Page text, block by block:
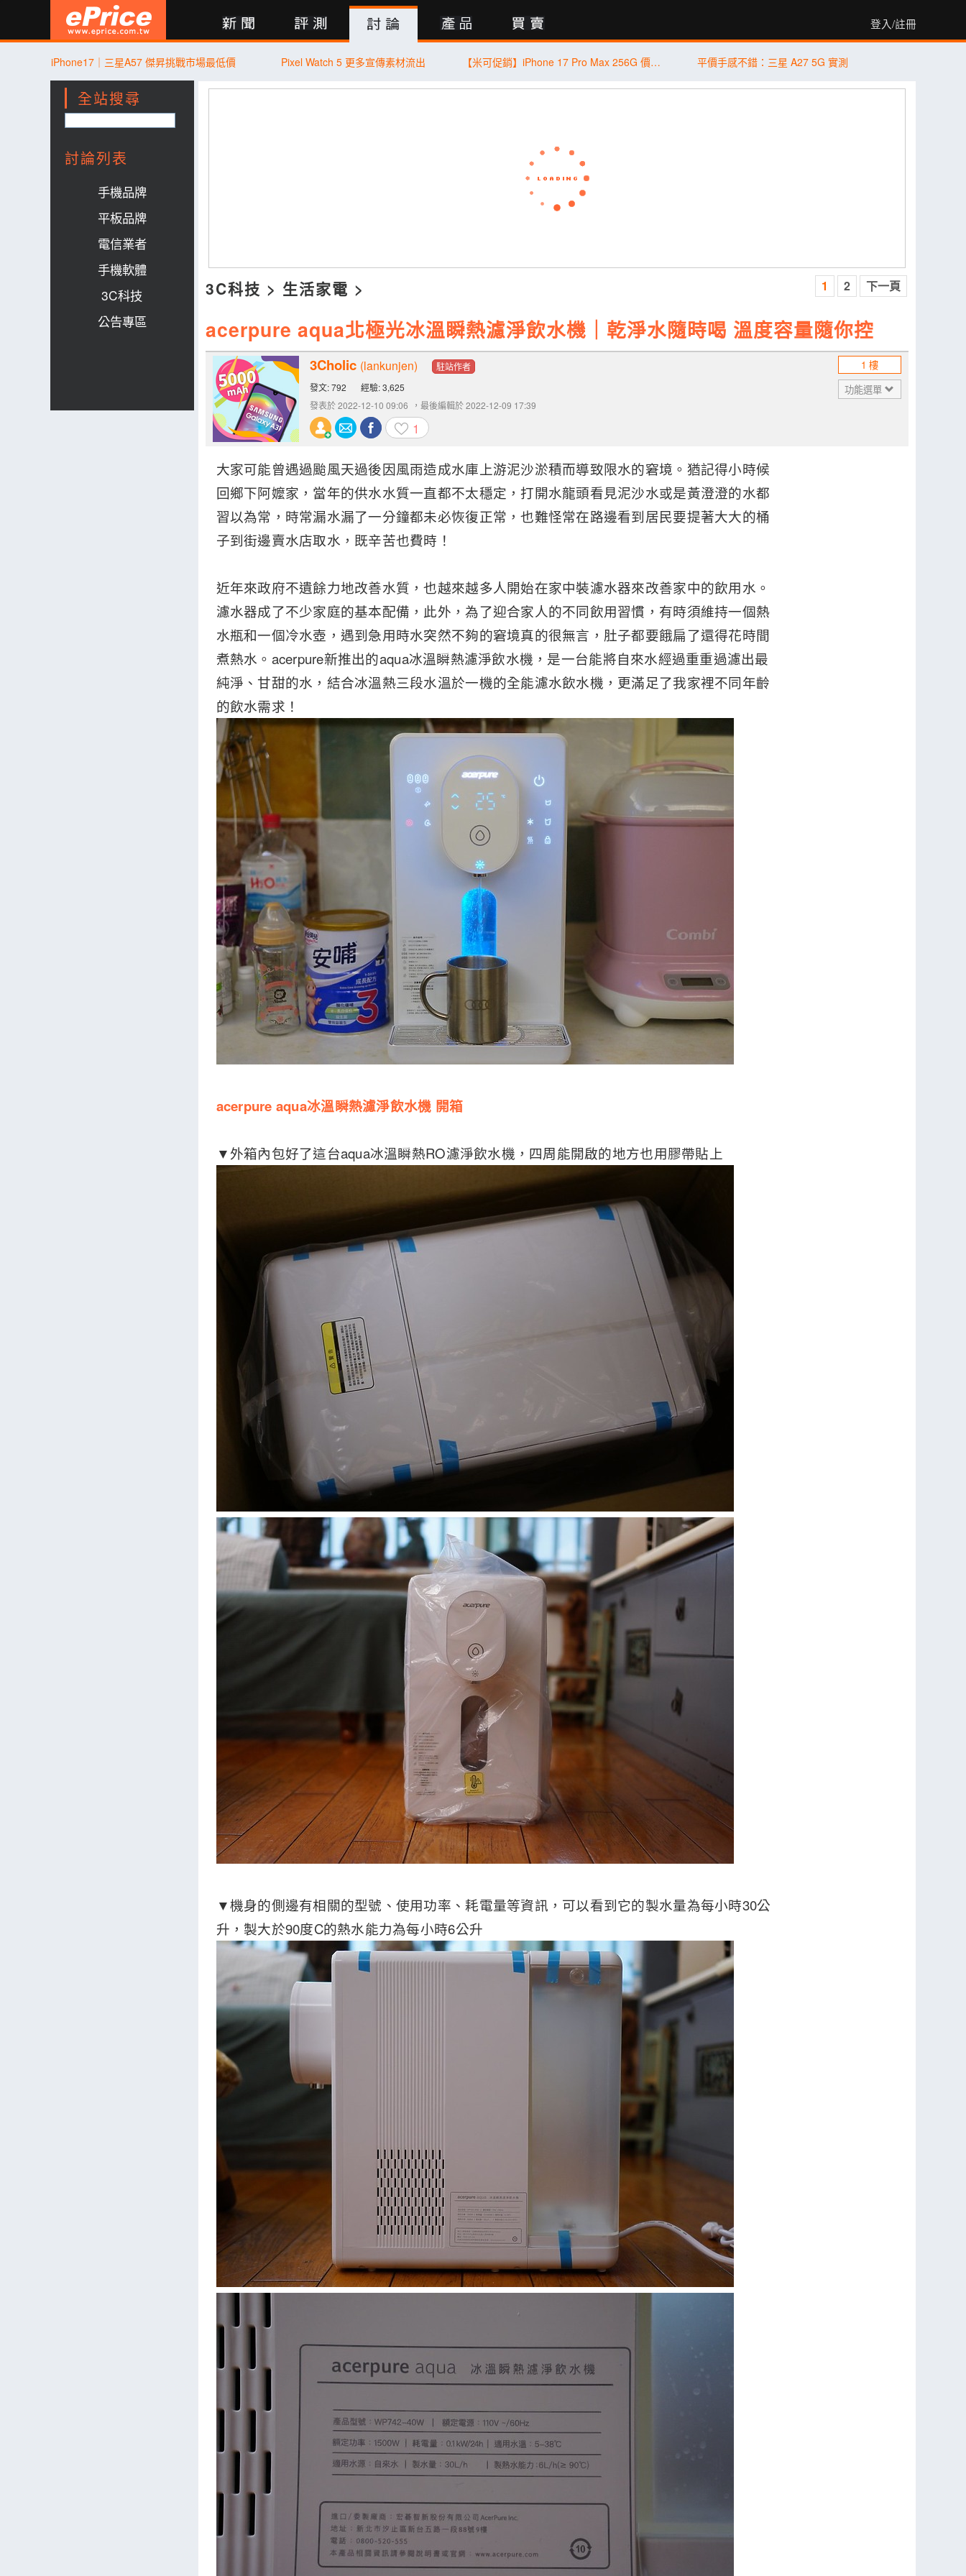
登入/註冊
評測 討論 產品 買賣 登入 行動版
iPhone17｜三星A57 傑昇挑戰市場最低價 Pixel Watch 5 更多宣傳素材流出 【米可促銷】iPhone 17 Pro Max 256G 價格破盤！米可手機館限時 $40,880 (8/7~8/9) 平價手感不錯：三星 A27 5G 實測
全站搜尋
討論列表
手機品牌
平板品牌
電信業者
手機軟體
3C科技
公告專區
3C科技 > 生活家電 > 1 2 下一頁
acerpure aqua北極光冰溫瞬熱濾淨飲水機｜乾淨水隨時喝 溫度容量隨你控
3Cholic (lankunjen)
駐站作者
發文: 792
經驗: 3,625
發表於 2022-12-10 09:06
，最後編輯於 2022-12-09 17:39
1
1 樓
功能選單
大家可能曾遇過颱風天過後因風雨造成水庫上游泥沙淤積而導致限水的窘境。猶記得小時候
回鄉下阿嬤家，當年的供水水質一直都不太穩定，打開水龍頭看見泥沙水或是黃澄澄的水都
習以為常，時常漏水漏了一分鐘都未必恢復正常，也難怪常在路邊看到居民要提著大大的桶
子到街邊賣水店取水，既辛苦也費時！
近年來政府不遺餘力地改善水質，也越來越多人開始在家中裝濾水器來改善家中的飲用水。
濾水器成了不少家庭的基本配備，此外，為了迎合家人的不同飲用習慣，有時須維持一個熱
水瓶和一個冷水壺，遇到急用時水突然不夠的窘境真的很無言，肚子都要餓扁了還得花時間
煮熱水。acerpure新推出的aqua冰溫瞬熱濾淨飲水機，是一台能將自來水經過重重過濾出最
純淨、甘甜的水，結合冰溫熱三段水溫於一機的全能濾水飲水機，更滿足了我家裡不同年齡
的飲水需求！
acerpure aqua冰溫瞬熱濾淨飲水機 開箱
▼外箱內包好了這台aqua冰溫瞬熱RO濾淨飲水機，四周能開啟的地方也用膠帶貼上
▼機身的側邊有相關的型號、使用功率、耗電量等資訊，可以看到它的製水量為每小時30公
升，製大於90度C的熱水能力為每小時6公升